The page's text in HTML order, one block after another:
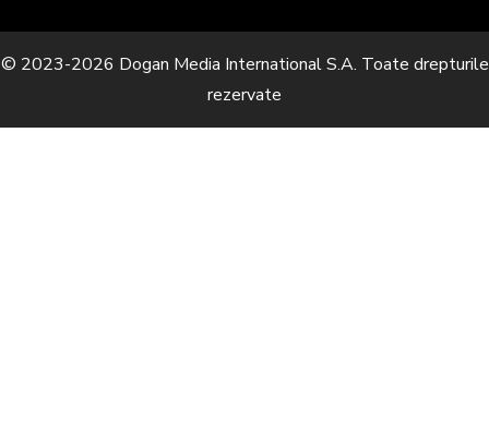
© 2023-2026 Dogan Media International S.A. Toate drepturile
rezervate